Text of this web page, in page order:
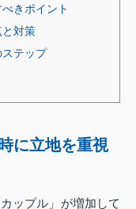
きポイント
と対策
ステップ
に立地を重視
ップル」が増加して